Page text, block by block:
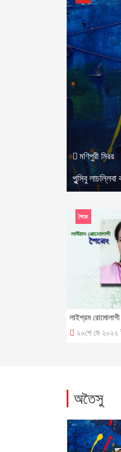
মণিপুরী মিরর
পুন্সিবু
লাইশ্রম
২০শে মে ২০২২
শৈরেং
অতৈসু